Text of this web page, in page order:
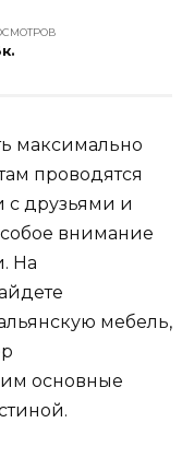
максимально
проводятся
с друзьями и
внимание
На
мебель,
основные